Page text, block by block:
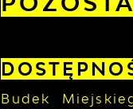
Budek